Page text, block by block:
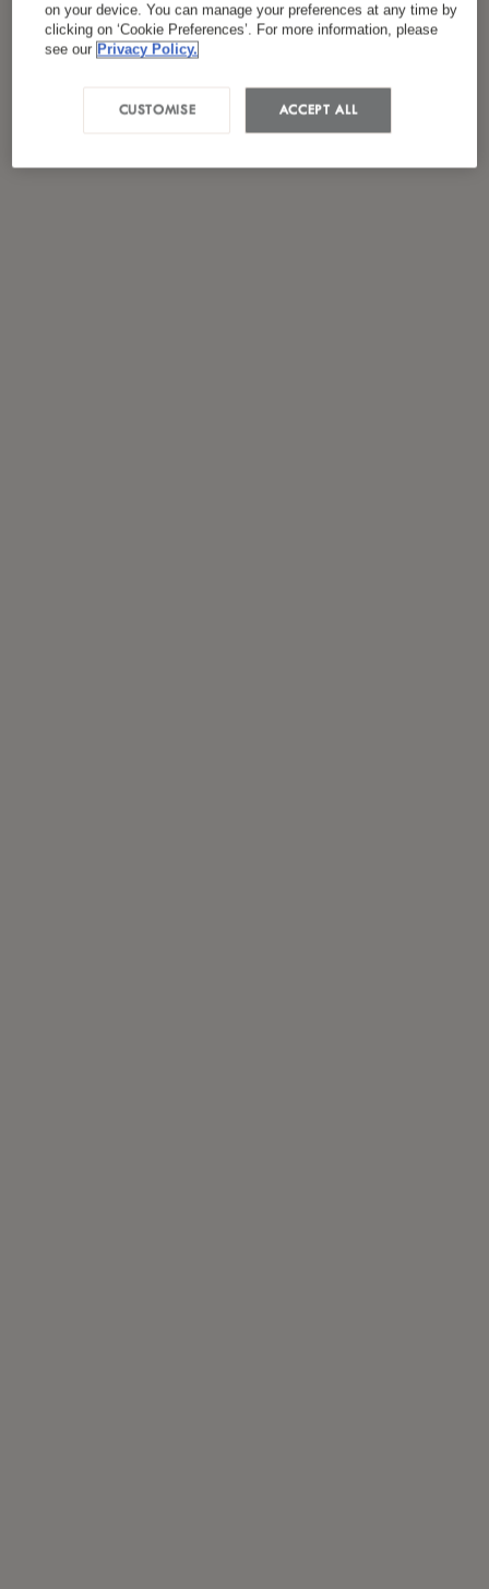
on your device. You can manage your preferences at any time by
clicking on ‘Cookie Preferences’. For more information, please
see our Privacy Policy.
ACCEPT ALL
CUSTOMISE